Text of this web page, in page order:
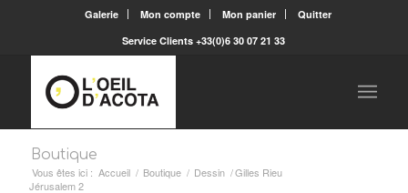
Galerie Mon compte Mon panier
Quitter
Service Clients +33(0)6 30 07 21 33
Boutique
Vous êtes ici : Accueil / Boutique / Dessin /Gilles Rieu
Jérusalem 2